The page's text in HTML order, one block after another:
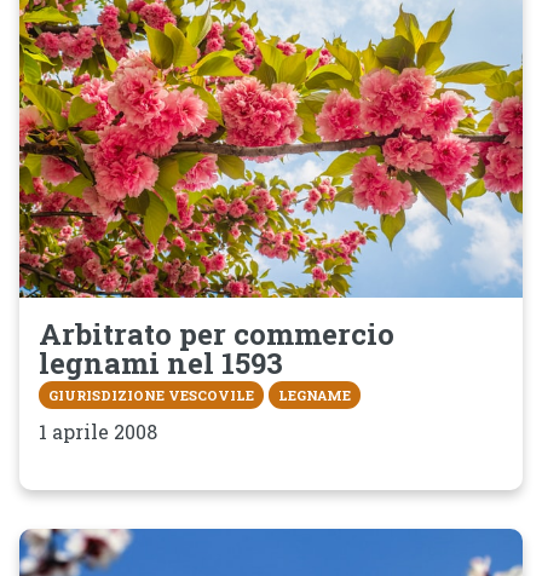
Arbitrato per commercio
legnami nel 1593
GIURISDIZIONE VESCOVILE LEGNAME
1 aprile 2008